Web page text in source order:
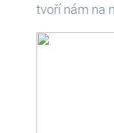
tvoří nám na